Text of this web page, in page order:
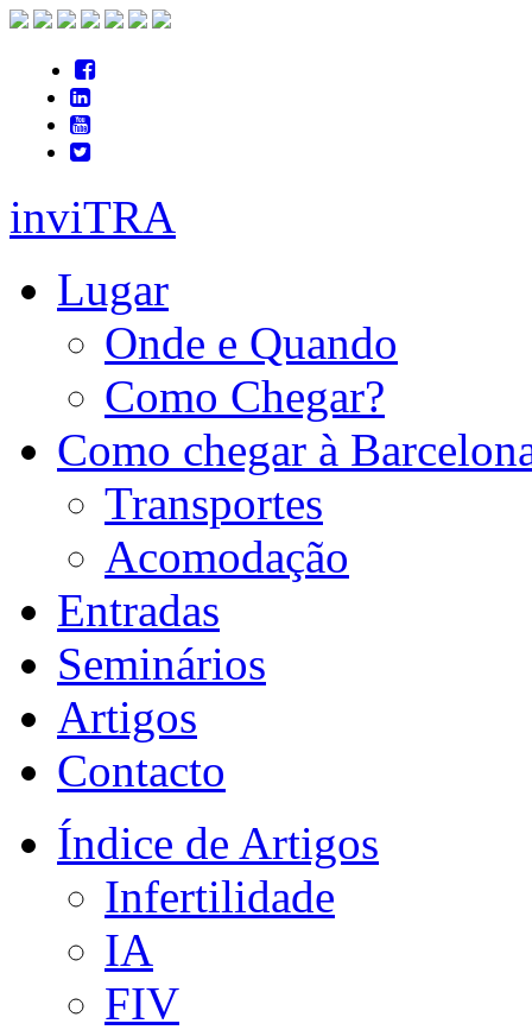
inviTRA
Lugar
Onde e Quando
Como Chegar?
Como chegar à
Transportes
Acomodação
Entradas
Seminários
Artigos
Contacto
Índice de Artigos
Infertilidade
IA
FIV